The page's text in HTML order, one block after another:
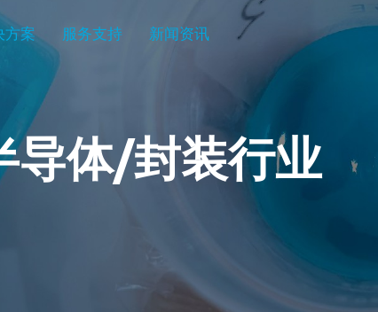
方案 服务支持 新闻资讯
导体/封装行业